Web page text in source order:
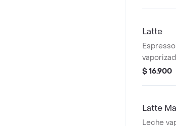
Latte
cubierto
$ 16.900
Latte
Leche